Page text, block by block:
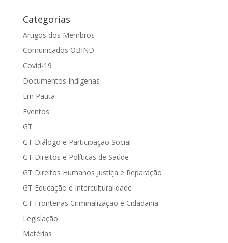
Categorias
Artigos dos Membros
Comunicados OBIND
Covid-19
Documentos Indígenas
Em Pauta
Eventos
GT
GT Diálogo e Participação Social
GT Direitos e Políticas de Saúde
GT Direitos Humanos Justiça e Reparação
GT Educação e Interculturalidade
GT Fronteiras Criminalização e Cidadania
Legislação
Matérias